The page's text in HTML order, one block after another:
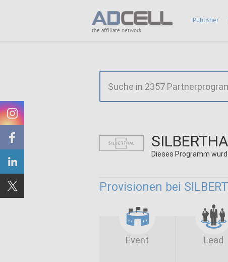
the affiliate network
Publisher
Dieses Programm
Provisionen bei
Event Lead